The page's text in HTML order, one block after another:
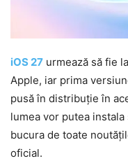
iOS 27 urmează să fie
Apple, iar prima
pusă în distribuție în
lumea vor putea
bucura de toate
oficial.